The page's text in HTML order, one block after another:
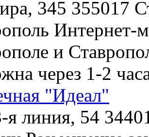
345 355017
Интернет-
и
через 1-2
"Идеал"
я линия, 54